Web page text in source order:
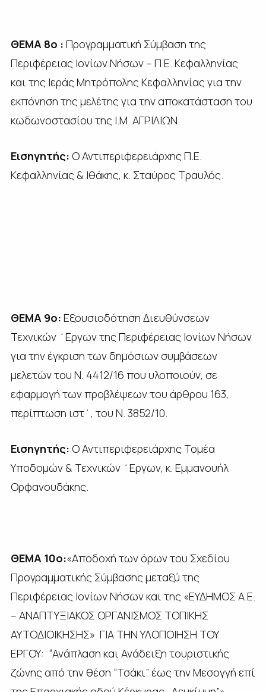
ΘΕΜΑ 8ο : Προγραμματική Σύμβαση της
Περιφέρειας Ιονίων Νήσων – Π.Ε. Κεφαλληνίας
και της Ιεράς Μητρόπολης Κεφαλληνίας για την
εκπόνηση της μελέτης για την αποκατάσταση του
κωδωνοστασίου της Ι.Μ. ΑΓΡΙΛΙΩΝ.
Εισηγητής: Ο Αντιπεριφερειάρχης Π.Ε.
Κεφαλληνίας & Ιθάκης, κ. Σταύρος Τραυλός.
ΘΕΜΑ 9ο: Εξουσιοδότηση Διευθύνσεων
Τεχνικών ΄Εργων της Περιφέρειας Ιονίων Νήσων
για την έγκριση των δημόσιων συμβάσεων
μελετών του Ν. 4412/16 που υλοποιούν, σε
εφαρμογή των προβλέψεων του άρθρου 163,
περίπτωση ιστ΄, του Ν. 3852/10.
Εισηγητής: Ο Αντιπεριφερειάρχης Τομέα
Υποδομών & Τεχνικών ΄Εργων, κ. Εμμανουήλ
Ορφανουδάκης.
ΘΕΜΑ 10ο:«Αποδοχή των όρων του Σχεδίου
Προγραμματικής Σύμβασης μεταξύ της
Περιφέρειας Ιονίων Νήσων και της «ΕΥΔΗΜΟΣ Α.Ε.
– ΑΝΑΠΤΥΞΙΑΚΟΣ ΟΡΓΑΝΙΣΜΟΣ ΤΟΠΙΚΗΣ
ΑΥΤΟΔΙΟΙΚΗΣΗΣ» ΓΙΑ ΤΗΝ ΥΛΟΠΟΙΗΣΗ ΤΟΥ
ΕΡΓΟΥ: “Ανάπλαση και Ανάδειξη τουριστικής
ζώνης από την θέση “Τσάκι” έως την Μεσογγή επί